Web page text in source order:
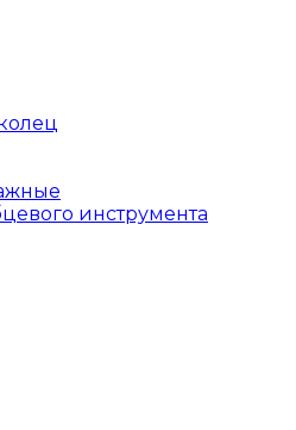
инструмента